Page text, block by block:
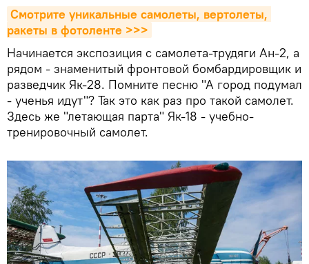
Смотрите уникальные самолеты, вертолеты,
ракеты в фотоленте >>>
Начинается экспозиция с самолета-трудяги Ан-2, а
рядом - знаменитый фронтовой бомбардировщик и
разведчик Як-28. Помните песню "А город подумал
- ученья идут"? Так это как раз про такой самолет.
Здесь же "летающая парта" Як-18 - учебно-
тренировочный самолет.